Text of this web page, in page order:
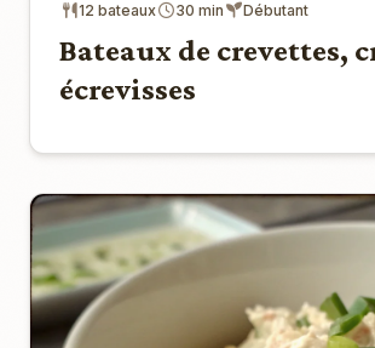
12 bateaux 30 min Débutant
Bateaux de crevettes,
écrevisses